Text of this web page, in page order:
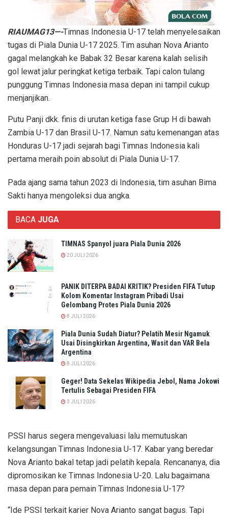
RIAUMAG13—-Timnas Indonesia U-17 telah menyelesaikan
tugas di Piala Dunia U-17 2025. Tim asuhan Nova Arianto
gagal melangkah ke Babak 32 Besar karena kalah selisih
gol lewat jalur peringkat ketiga terbaik. Tapi calon tulang
punggung Timnas Indonesia masa depan ini tampil cukup
menjanjikan.
Putu Panji dkk. finis di urutan ketiga fase Grup H di bawah
Zambia U-17 dan Brasil U-17. Namun satu kemenangan atas
Honduras U-17 jadi sejarah bagi Timnas Indonesia kali
pertama meraih poin absolut di Piala Dunia U-17.
Pada ajang sama tahun 2023 di Indonesia, tim asuhan Bima
Sakti hanya mengoleksi dua angka.
BACA JUGA
TIMNAS Spanyol juara Piala Dunia 2026
20 JULI 2026
PANIK DITERPA BADAI KRITIK? Presiden FIFA Tutup
Kolom Komentar Instagram Pribadi Usai
Gelombang Protes Piala Dunia 2026
8 JULI 2026
Piala Dunia Sudah Diatur? Pelatih Mesir Ngamuk
Usai Disingkirkan Argentina, Wasit dan VAR Bela
Argentina
8 JULI 2026
Geger! Data Sekelas Wikipedia Jebol, Nama Jokowi
Tertulis Sebagai Presiden FIFA
3 JULI 2026
PSSI harus segera mengevaluasi lalu memutuskan
kelangsungan Timnas Indonesia U-17. Kabar yang beredar
Nova Arianto bakal tetap jadi pelatih kepala. Rencananya, dia
dipromosikan ke Timnas Indonesia U-20. Lalu bagaimana
masa depan para pemain Timnas Indonesia U-17?
“Ide PSSI terkait karier Nova Arianto sangat bagus. Tapi